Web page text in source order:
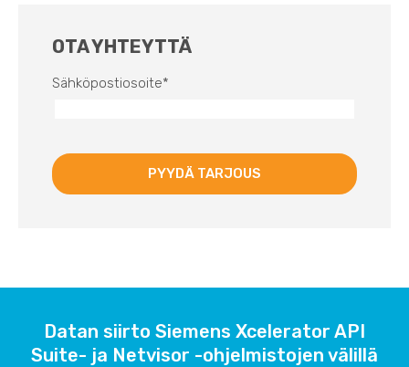
OTA YHTEYTTÄ
Sähköpostiosoite*
Datan siirto Siemens Xcelerator API
Suite- ja Netvisor -ohjelmistojen välillä